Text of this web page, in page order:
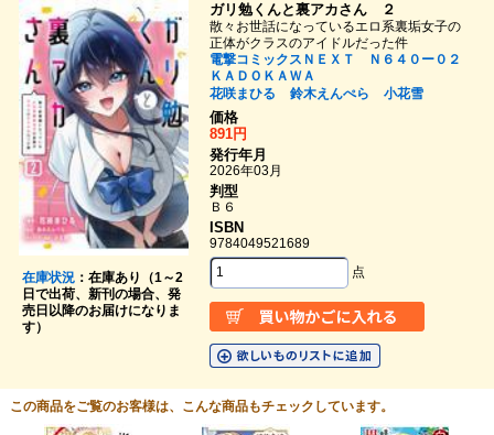
在庫状況：在庫あり（1～2
日で出荷、新刊の場合、発
売日以降のお届けになりま
す）
ガリ勉くんと裏アカさん ２
散々お世話になっているエロ系裏垢女子の
正体がクラスのアイドルだった件
電撃コミックスＮＥＸＴ Ｎ６４０ー０２
ＫＡＤＯＫＡＷＡ
花咲まひる
鈴木えんぺら
小花雪
価格
891円
発行年月
2026年03月
判型
Ｂ６
ISBN
9784049521689
点
この商品をご覧のお客様は、こんな商品もチェックしています。